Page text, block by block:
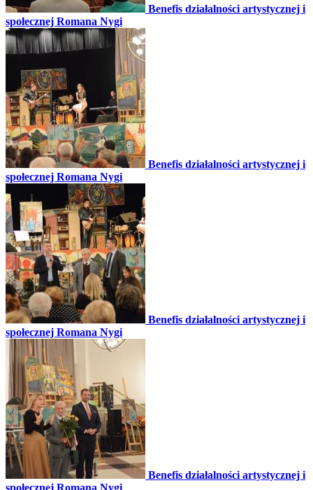
Benefis działalności artystycznej i
społecznej Romana Nygi
Benefis działalności artystycznej i
społecznej Romana Nygi
Benefis działalności artystycznej i
społecznej Romana Nygi
Benefis działalności artystycznej i
społecznej Romana Nygi